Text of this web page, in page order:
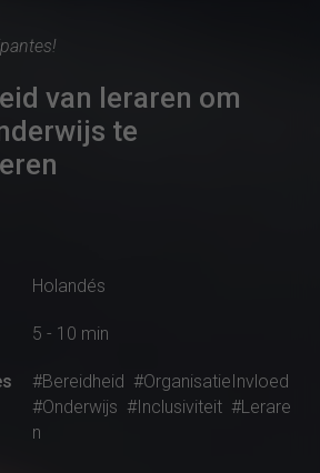
van leraren om
te
Holandés
5 - 10 min
#Bereidheid #OrganisatieInvloed
#Onderwijs #Inclusiviteit #Lerare
n